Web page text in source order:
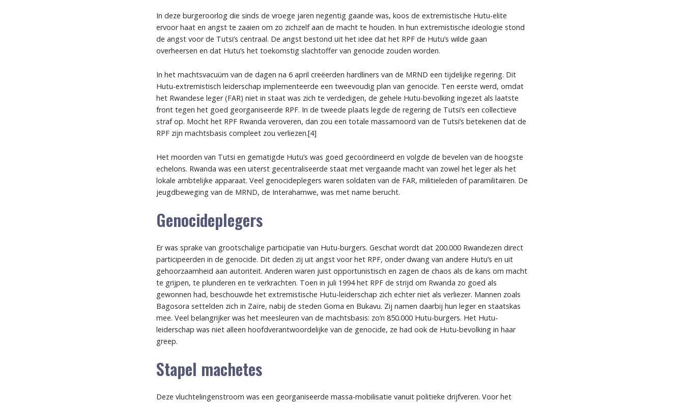
In deze burgeroorlog die sinds de vroege jaren negentig gaande was, koos de extremistische Hutu-elite
ervoor haat en angst te zaaien om zo zichzelf aan de macht te houden. In hun extremistische ideologie stond
de angst voor de Tutsi’s centraal. De angst bestond uit het idee dat het RPF de Hutu’s wilde gaan
overheersen en dat Hutu’s het toekomstig slachtoffer van genocide zouden worden.
In het machtsvacuüm van de dagen na 6 april creëerden hardliners van de MRND een tijdelijke regering. Dit
Hutu-extremistisch leiderschap implementeerde een tweevoudig plan van genocide. Ten eerste werd, omdat
het Rwandese leger (FAR) niet in staat was zich te verdedigen, de gehele Hutu-bevolking ingezet als laatste
front tegen het goed georganiseerde RPF. In de tweede plaats legde de regering de Tutsi’s een collectieve
straf op. Mocht het RPF Rwanda veroveren, dan zou een totale massamoord van de Tutsi’s betekenen dat de
RPF zijn machtsbasis compleet zou verliezen.[4]
Het moorden van Tutsi en gematigde Hutu’s was goed gecoördineerd en volgde de bevelen van de hoogste
echelons. Rwanda was een uiterst gecentraliseerde staat met vergaande macht van zowel het leger als het
lokale ambtelijke apparaat. Veel genocideplegers waren soldaten van de FAR, militieleden of paramilitairen. De
jeugdbeweging van de MRND, de Interahamwe, was met name berucht.
Genocideplegers
Er was sprake van grootschalige participatie van Hutu-burgers. Geschat wordt dat 200.000 Rwandezen direct
participeerden in de genocide. Dit deden zij uit angst voor het RPF, onder dwang van andere Hutu’s en uit
gehoorzaamheid aan autoriteit. Anderen waren juist opportunistisch en zagen de chaos als de kans om macht
te grijpen, te plunderen en te verkrachten. Toen in juli 1994 het RPF de strijd om Rwanda zo goed als
gewonnen had, beschouwde het extremistische Hutu-leiderschap zich echter niet als verliezer. Mannen zoals
Bagosora settelden zich in Zaïre, nabij de steden Goma en Bukavu. Zij namen daarbij hun leger en staatskas
mee. Veel belangrijker was het meesleuren van de machtsbasis: zo’n 850.000 Hutu-burgers. Het Hutu-
leiderschap was niet alleen hoofdverantwoordelijke van de genocide, ze had ook de Hutu-bevolking in haar
greep.
Stapel machetes
Deze vluchtelingenstroom was een georganiseerde massa-mobilisatie vanuit politieke drijfveren. Voor het